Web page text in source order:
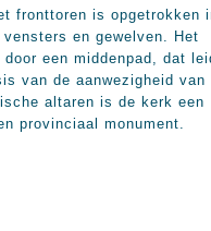
fronttoren is opgetrokken
en gewelven. Het
een middenpad, dat
van de aanwezigheid van
altaren is de kerk een
provinciaal monument.